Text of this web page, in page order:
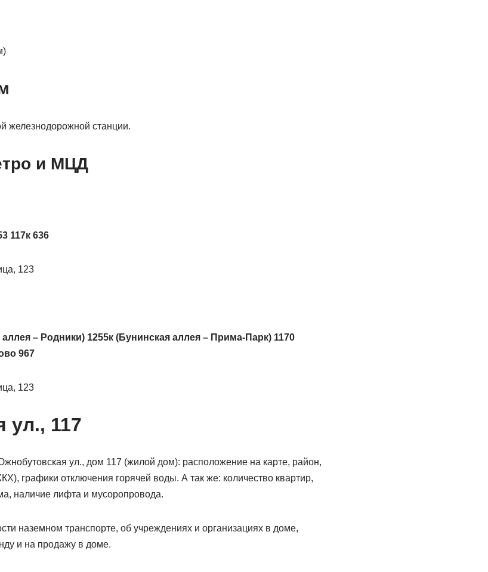
железнодорожной станции.
и МЦД
117к 636
123
аллея – Родники) 1255к (Бунинская аллея – Прима-Парк) 1170
967
123
ул., 117
ул., дом 117 (жилой дом): расположение на карте, район,
графики отключения горячей воды. А так же: количество квартир,
наличие лифта и мусоропровода.
наземном транспорте, об учреждениях и организациях в доме,
и на продажу в доме.